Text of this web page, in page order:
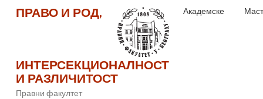
ПРАВО И РОД,
ИНТЕРСЕКЦИОНАЛНОСТ
И РАЗЛИЧИТОСТ
Правни факултет
Академске